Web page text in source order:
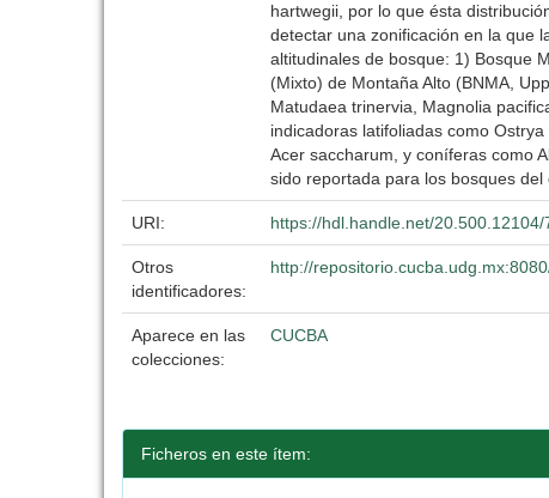
hartwegii, por lo que ésta
detectar una zonificación en la que
altitudinales de bosque: 1) Bosque
(Mixto) de Montaña Alto (BNMA,
Matudaea trinervia, Magnolia
indicadoras latifoliadas como
Acer saccharum, y coníferas como
sido reportada para los bosques del
URI: https://hdl.handle.net/20.500.12104/
Otros
identificadores:
http://
Aparece en las
colecciones:
CUCBA
Ficheros en este ítem: